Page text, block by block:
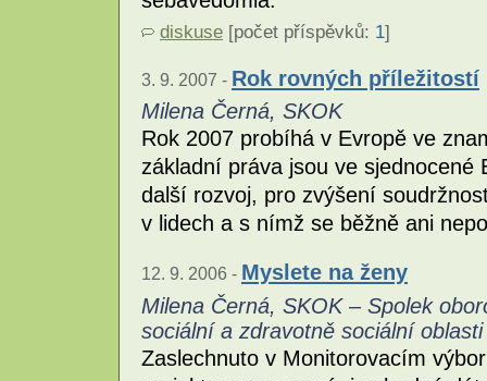
diskuse [počet příspěvků: 1]
3. 9. 2007 - Rok rovných příležitostí
Milena Černá, SKOK
Rok 2007 probíhá v Evropě ve
základní práva jsou ve sjednocené
další rozvoj, pro zvýšení
v lidech a s nímž se běžně ani
12. 9. 2006 - Myslete na ženy
Milena Černá, SKOK – Spolek
sociální a zdravotně sociální oblasti
Zaslechnuto v Monitorovacím